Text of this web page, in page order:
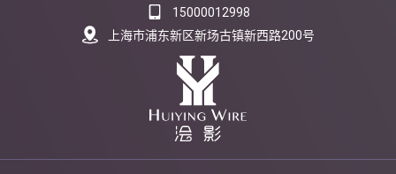
 15000012998
 上海市浦东新区新场古镇新西路200号